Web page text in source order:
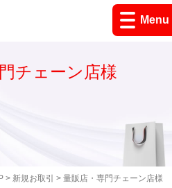
Menu
> 新規お取引 > 量販店・専門チェーン店様
チェーン店様